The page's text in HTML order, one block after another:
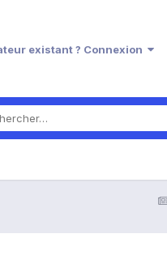
existant ? Connexion